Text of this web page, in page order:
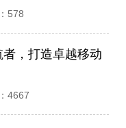
578
，打造卓越移动
4667